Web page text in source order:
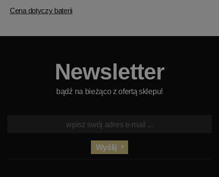
Cena dotyczy baterii
Newsletter
bądź na bieżąco z ofertą sklepu!
Wyślij